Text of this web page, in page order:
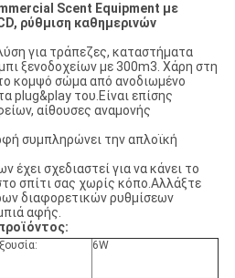
Scent Equipment με
ρύθμιση καθημερινών
για τράπεζες, καταστήματα
ξενοδοχείων με 300m3. Χάρη στη
κομψό σώμα από ανοδιωμένο
plug&play του.Είναι επίσης
αίθουσες αναμονής
συμπληρώνει την απλοϊκή
σχεδιαστεί για να κάνει το
σπίτι σας χωρίς κόπο.Αλλάξτε
διαφορετικών ρυθμίσεων
αφής.
6W